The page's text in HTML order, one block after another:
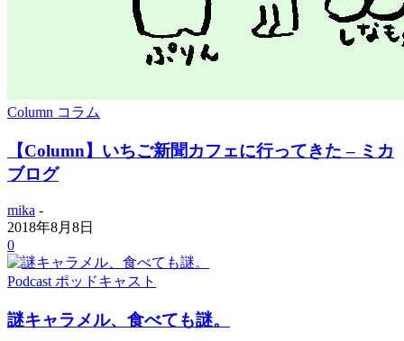
Column コラム
【Column】いちご新聞カフェに行ってきた – ミカ
ブログ
mika -
2018年8月8日
0
Podcast ポッドキャスト
謎キャラメル、食べても謎。